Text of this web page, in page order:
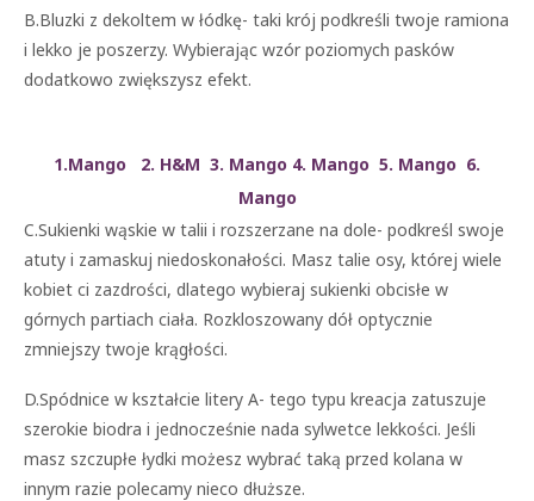
B.Bluzki z dekoltem w łódkę- taki krój podkreśli twoje ramiona
i lekko je poszerzy. Wybierając wzór poziomych pasków
dodatkowo zwiększysz efekt.
1.Mango 2. H&M 3. Mango 4. Mango 5. Mango 6.
Mango
C.Sukienki wąskie w talii i rozszerzane na dole- podkreśl swoje
atuty i zamaskuj niedoskonałości. Masz talie osy, której wiele
kobiet ci zazdrości, dlatego wybieraj sukienki obcisłe w
górnych partiach ciała. Rozkloszowany dół optycznie
zmniejszy twoje krągłości.
D.Spódnice w kształcie litery A- tego typu kreacja zatuszuje
szerokie biodra i jednocześnie nada sylwetce lekkości. Jeśli
masz szczupłe łydki możesz wybrać taką przed kolana w
innym razie polecamy nieco dłuższe.